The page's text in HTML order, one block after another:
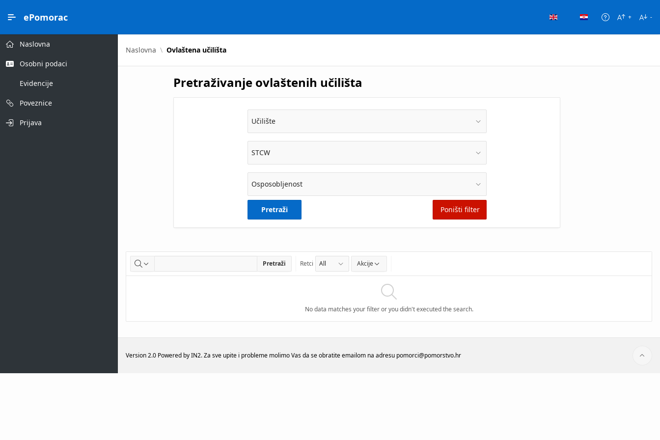
ePomorac Pomoć + -
Naslovna
Osobni podaci
Evidencije
Poveznice
Prijava
Naslovna Ovlaštena učilišta
Pretraživanje ovlaštenih učilišta
Učilište
STCW
Osposobljenost
Pretraži Poništi filter
Pretraži Retci Akcije
No data matches your filter or you didn't executed the search.
Version 2.0 Powered by IN2. Za sve upite i probleme molimo Vas da se obratite emailom na adresu pomorci@pomorstvo.hr